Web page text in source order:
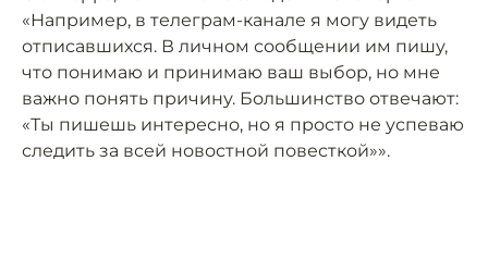
«Например, в телеграм-канале я могу видеть
отписавшихся. В личном сообщении им пишу,
что понимаю и принимаю ваш выбор, но мне
важно понять причину. Большинство отвечают:
«Ты пишешь интересно, но я просто не успеваю
следить за всей новостной повесткой»».